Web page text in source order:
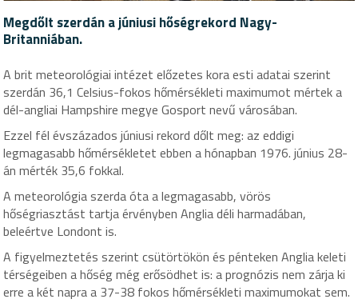
Megdőlt szerdán a júniusi hőségrekord Nagy-
Britanniában.
A brit meteorológiai intézet előzetes kora esti adatai szerint
szerdán 36,1 Celsius-fokos hőmérsékleti maximumot mértek a
dél-angliai Hampshire megye Gosport nevű városában.
Ezzel fél évszázados júniusi rekord dőlt meg: az eddigi
legmagasabb hőmérsékletet ebben a hónapban 1976. június 28-
án mérték 35,6 fokkal.
A meteorológia szerda óta a legmagasabb, vörös
hőségriasztást tartja érvényben Anglia déli harmadában,
beleértve Londont is.
A figyelmeztetés szerint csütörtökön és pénteken Anglia keleti
térségeiben a hőség még erősödhet is: a prognózis nem zárja ki
erre a két napra a 37-38 fokos hőmérsékleti maximumokat sem.